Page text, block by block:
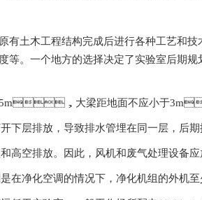
工程结构完成后进行各种工艺和技术的规划
明程度等。一个地方的选择决定了实验室
，大梁距地面不应小于
放，导致排水管埋在同一层，后期排水
。因此，风机和废气处理设备应放置
化空调的情况下，净化机组的外机至